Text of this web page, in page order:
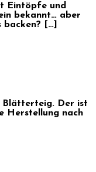
Eintöpfe und
bekannt… aber
[…]
Blätterteig. Der ist
Herstellung nach